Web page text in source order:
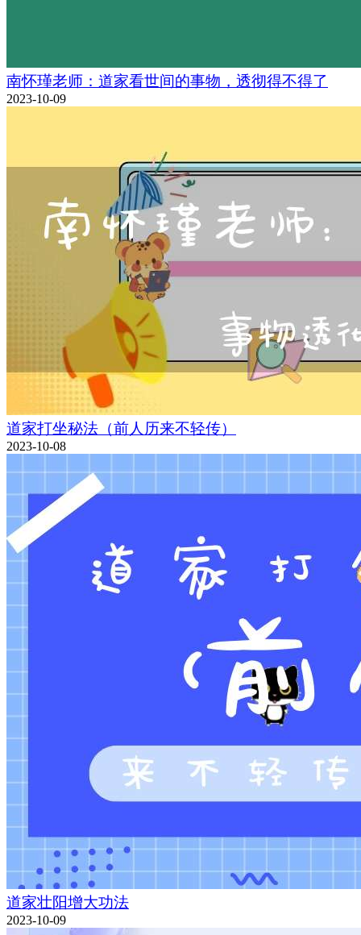
南怀瑾老师：道家看世间的事物，透彻得不得了
2023-10-09
道家打坐秘法（前人历来不轻传）
2023-10-08
道家壮阳增大功法
2023-10-09